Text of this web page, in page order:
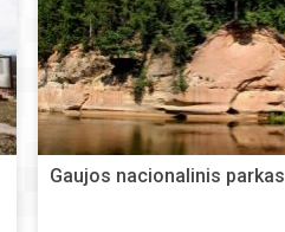
Gaujos nacionalinis parkas